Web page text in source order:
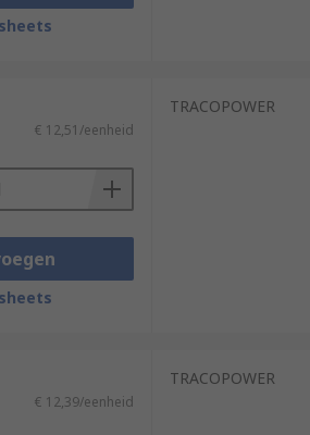
€ 12,51/eenheid
TRACOPOWER
€ 12,39/eenheid
TRACOPOWER